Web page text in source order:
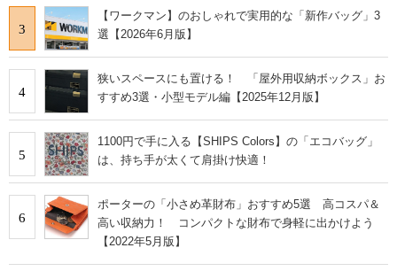
3
【ワークマン】のおしゃれで実用的な「新作バッグ」3
選【2026年6月版】
4
狭いスペースにも置ける！ 「屋外用収納ボックス」お
すすめ3選・小型モデル編【2025年12月版】
5
1100円で手に入る【SHIPS Colors】の「エコバッグ」
は、持ち手が太くて肩掛け快適！
6
ポーターの「小さめ革財布」おすすめ5選 高コスパ＆
高い収納力！ コンパクトな財布で身軽に出かけよう
【2022年5月版】